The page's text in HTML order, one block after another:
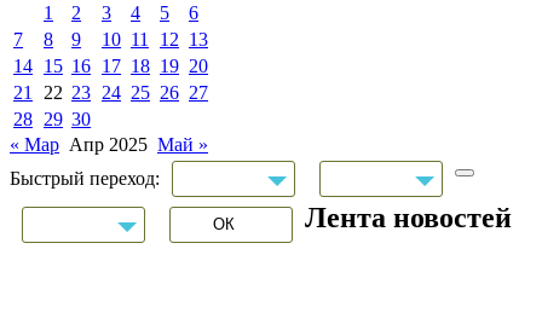
1
2 3 4 5
6
7
8 9 10 11 12 13
14 15 16 17 18 19 20
21
22 23 24 25 26 27
28 29 30
« Мар Апр 2025 Май »
Быстрый переход:
Лента новостей